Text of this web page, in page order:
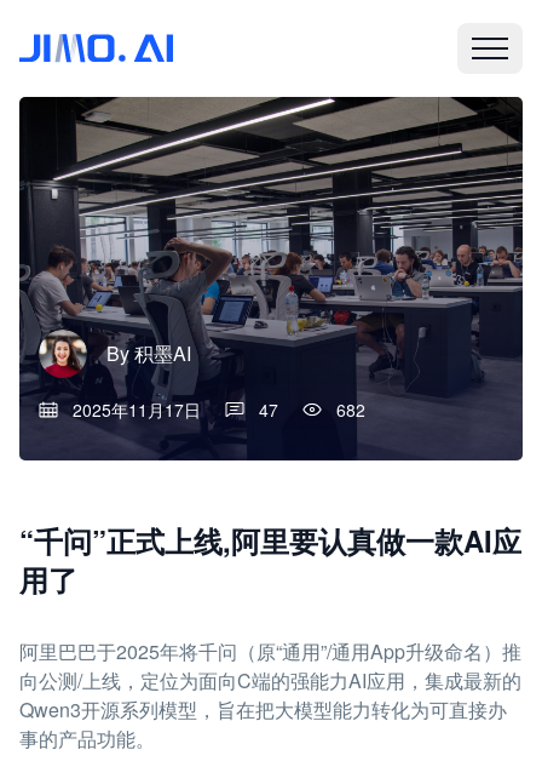
By积墨AI
2025年11月17日 47 682
“千问”正式上线,阿里要认真做一款AI应
用了
阿里巴巴于2025年将千问（原“通用”/通用App升级命名）推
向公测/上线，定位为面向C端的强能力AI应用，集成最新的
Qwen3开源系列模型，旨在把大模型能力转化为可直接办
事的产品功能。